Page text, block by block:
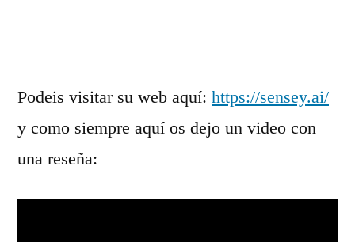
Podeis visitar su web aquí: https://sensey.ai/
y como siempre aquí os dejo un video con
una reseña: